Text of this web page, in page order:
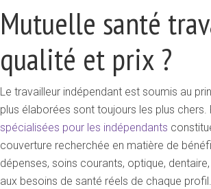
Mutuelle santé
qualité et prix ?
Le travailleur indépendant est soumis au
plus élaborées sont toujours les plus
spécialisées pour les indépendants
couverture recherchée en matière de
dépenses, soins courants, optique,
aux besoins de santé réels de chaque profil.